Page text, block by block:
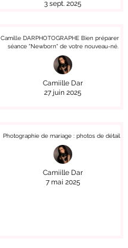
3 sept. 2025
Camille DARPHOTOGRAPHE Bien préparer la
séance "Newborn" de votre nouveau-né.
Camiille Dar
27 juin 2025
Photographie de mariage : photos de détails
Camiille Dar
7 mai 2025